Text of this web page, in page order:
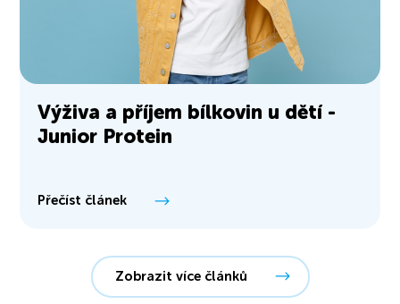
Výživa a příjem bílkovin u dětí -
Junior Protein
Přečíst článek
Zobrazit více článků